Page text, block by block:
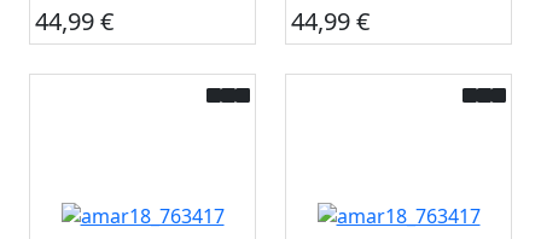
44,99 € 44,99 €